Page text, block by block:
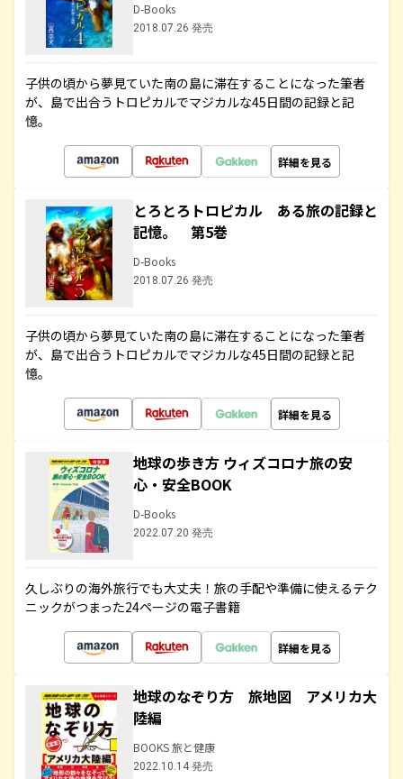
D-Books
2018.07.26 発売
子供の頃から夢見ていた南の島に滞在することになった筆者
が、島で出合うトロピカルでマジカルな45日間の記録と記
憶。
詳細を見る
とろとろトロピカル ある旅の記録と
記憶。 第5巻
D-Books
2018.07.26 発売
子供の頃から夢見ていた南の島に滞在することになった筆者
が、島で出合うトロピカルでマジカルな45日間の記録と記
憶。
詳細を見る
地球の歩き方 ウィズコロナ旅の安
心・安全BOOK
D-Books
2022.07.20 発売
久しぶりの海外旅行でも大丈夫！旅の手配や準備に使えるテク
ニックがつまった24ページの電子書籍
詳細を見る
地球のなぞり方 旅地図 アメリカ大
陸編
BOOKS 旅と健康
2022.10.14 発売